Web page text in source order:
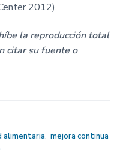
2012).
la reproducción total
citar su fuente o
alimentaria, mejora continua